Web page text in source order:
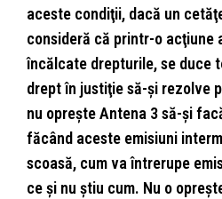
aceste condiţii, dacă un
consideră că printr-o acţiune
încălcate drepturile, se duce
drept în justiţie să-şi rezolve
nu opreşte Antena 3 să-şi
făcând aceste emisiuni
scoasă, cum va întrerupe
ce şi nu ştiu cum. Nu o